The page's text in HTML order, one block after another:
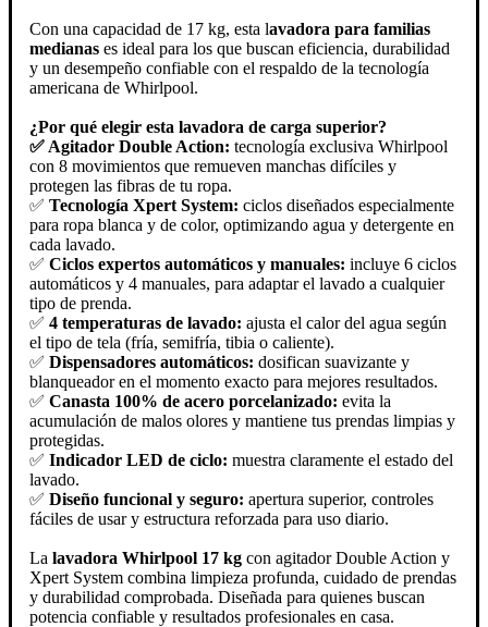
Con una capacidad de 17 kg, esta lavadora para familias
medianas es ideal para los que buscan eficiencia, durabilidad
y un desempeño confiable con el respaldo de la tecnología
americana de Whirlpool.
¿Por qué elegir esta lavadora de carga superior?
✅ Agitador Double Action: tecnología exclusiva Whirlpool
con 8 movimientos que remueven manchas difíciles y
protegen las fibras de tu ropa.
✅ Tecnología Xpert System: ciclos diseñados especialmente
para ropa blanca y de color, optimizando agua y detergente en
cada lavado.
✅ Ciclos expertos automáticos y manuales: incluye 6 ciclos
automáticos y 4 manuales, para adaptar el lavado a cualquier
tipo de prenda.
✅ 4 temperaturas de lavado: ajusta el calor del agua según
el tipo de tela (fría, semifría, tibia o caliente).
✅ Dispensadores automáticos: dosifican suavizante y
blanqueador en el momento exacto para mejores resultados.
✅ Canasta 100% de acero porcelanizado: evita la
acumulación de malos olores y mantiene tus prendas limpias y
protegidas.
✅ Indicador LED de ciclo: muestra claramente el estado del
lavado.
✅ Diseño funcional y seguro: apertura superior, controles
fáciles de usar y estructura reforzada para uso diario.
La lavadora Whirlpool 17 kg con agitador Double Action y
Xpert System combina limpieza profunda, cuidado de prendas
y durabilidad comprobada. Diseñada para quienes buscan
potencia confiable y resultados profesionales en casa.